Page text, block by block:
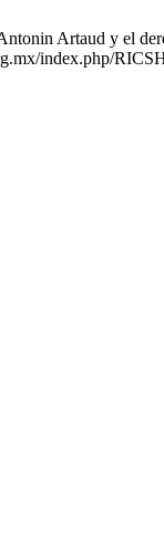
Artaud y el
index.php/